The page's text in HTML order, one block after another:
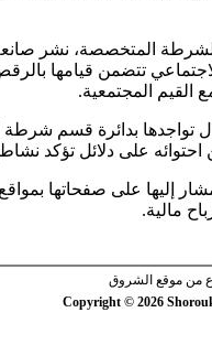
الشرطة المتخصصة، نشر
تتضمن قيامها
القيم المجتمعية.
بدائرة قسم شرطة
على دلائل تؤكد
إليها على صفحاتها
مالية.
من موقع الشروق
Copyright © 2026